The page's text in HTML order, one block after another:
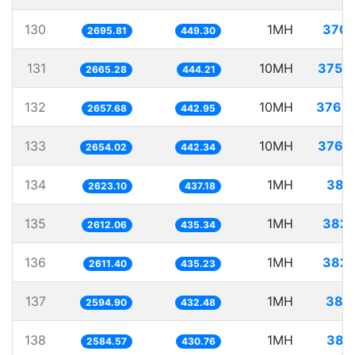
130 2695.81 449.30 1MH
131 2665.28 444.21 10MH
132 2657.68 442.95 10MH
133 2654.02 442.34 10MH
134 2623.10 437.18 1MH
135 2612.06 435.34 1MH
136 2611.40 435.23 1MH
137 2594.90 432.48 1MH
138 2584.57 430.76 1MH